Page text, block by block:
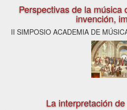
Perspectivas de la música
invención,
II SIMPOSIO ACADEMIA DE
La interpretación